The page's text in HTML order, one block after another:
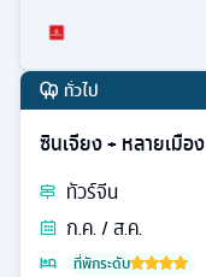
ทั่วไป
ซินเจียง + หลายเมือง
ทัวร์จีน
ก.ค. / ส.ค.
ที่พักระดับ